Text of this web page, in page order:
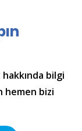
bilgi
hemen bizi